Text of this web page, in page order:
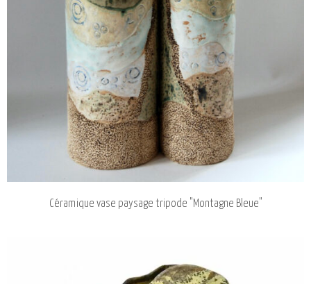
Céramique vase paysage tripode "Montagne Bleue"